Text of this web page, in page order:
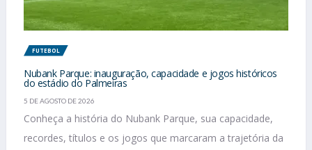
FUTEBOL
Nubank Parque: inauguração, capacidade e jogos históricos
do estádio do Palmeiras
5 DE AGOSTO DE 2026
Conheça a história do Nubank Parque, sua capacidade,
recordes, títulos e os jogos que marcaram a trajetória da